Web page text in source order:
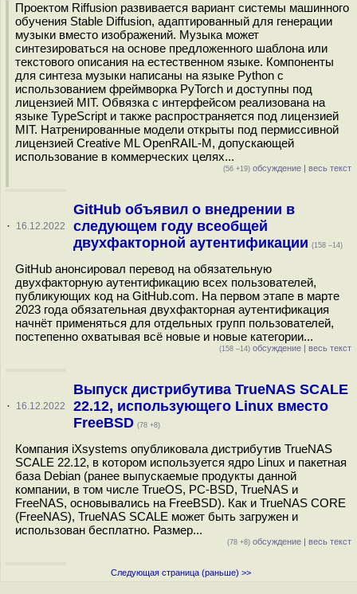
Проектом Riffusion развивается вариант системы машинного
обучения Stable Diffusion, адаптированный для генерации
музыки вместо изображений. Музыка может
синтезироваться на основе предложенного шаблона или
текстового описания на естественном языке. Компоненты
для синтеза музыки написаны на языке Python с
использованием фреймворка PyTorch и доступны под
лицензией MIT. Обвязка с интерфейсом реализована на
языке TypeScript и также распространяется под лицензией
MIT. Натренированные модели открыты под пермиссивной
лицензией Creative ML OpenRAIL-M, допускающей
использование в коммерческих целях...
(56 +19) обсуждение | весь текст
· 16.12.2022
GitHub объявил о внедрении в
следующем году всеобщей
двухфакторной аутентификации (158 –14)
GitHub анонсировал перевод на обязательную
двухфакторную аутентификацию всех пользователей,
публикующих код на GitHub.com. На первом этапе в марте
2023 года обязательная двухфакторная аутентификация
начнёт применяться для отдельных групп пользователей,
постепенно охватывая всё новые и новые категории...
(158 –14) обсуждение | весь текст
· 16.12.2022
Выпуск дистрибутива TrueNAS SCALE
22.12, использующего Linux вместо
FreeBSD (78 +8)
Компания iXsystems опубликовала дистрибутив TrueNAS
SCALE 22.12, в котором используется ядро Linux и пакетная
база Debian (ранее выпускаемые продукты данной
компании, в том числе TrueOS, PC-BSD, TrueNAS и
FreeNAS, основывались на FreeBSD). Как и TrueNAS CORE
(FreeNAS), TrueNAS SCALE может быть загружен и
использован бесплатно. Размер...
(78 +8) обсуждение | весь текст
Следующая страница (раньше) >>